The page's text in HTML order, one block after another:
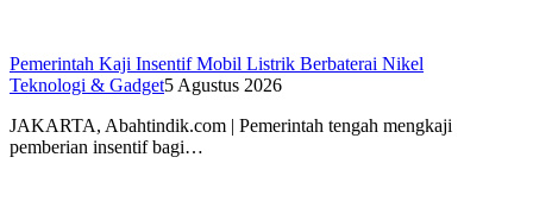
Pemerintah Kaji Insentif Mobil Listrik Berbaterai Nikel
Teknologi & Gadget5 Agustus 2026
JAKARTA, Abahtindik.com | Pemerintah tengah mengkaji
pemberian insentif bagi…